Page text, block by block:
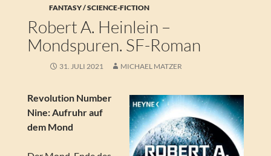
FANTASY / SCIENCE-FICTION
Robert A. Heinlein –
Mondspuren. SF-Roman
31. JULI 2021 MICHAEL MATZER
Revolution Number
Nine: Aufruhr auf
dem Mond